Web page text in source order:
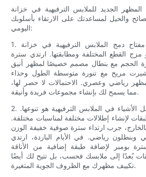
الجديد للملابس الترفيهية في خزانة
والحيل لمساعدتك على الارتقاء بأسلوبك
اليومي:
1. المزج والمطابقة: إن مفتاح دمج الملابس الترفيهية في خزانة
القطع المختلفة ومطابقتها. ارتدي سترة
الحجم مع بنطال مصمم خصيصًا لمظهر أنيق
مريح مع تنورة متوسطة الطول وحذاء
رياضي وعصري. الاحتمالات لا حصر لها،
مما يسمح لك بإنشاء مجموعات فريدة وأنيقة.
2. أضف طبقات: أحد أفضل الأشياء في الملابس الترفيهية هو تنوعها.
لإنشاء إطلالات مختلفة لمناسبات مختلفة.
جرب ارتداء سترة صوفية خفيفة الوزن
رياضي. في الأيام الباردة، ارتدي
بومبر لإضافة طبقة إضافية من الأناقة
بُعدًا إلى ملابسك فحسب، بل تتيح لك أيضًا
تكييف مظهرك مع الظروف الجوية المتغيرة.